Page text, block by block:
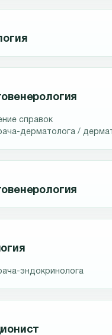
справок
дерматолога /
эндокринолога